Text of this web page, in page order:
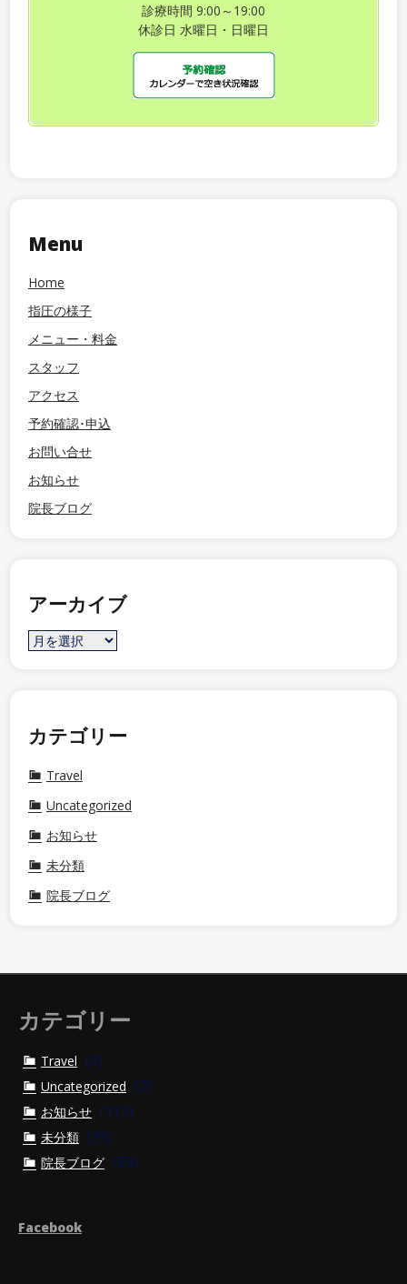
診療時間 9:00～19:00
休診日 水曜日・日曜日
Menu
Home
指圧の様子
メニュー・料金
スタッフ
アクセス
予約確認･申込
お問い合せ
お知らせ
院長ブログ
アーカイブ
カテゴリー
Travel
Uncategorized
お知らせ
未分類
院長ブログ
カテゴリー
Travel (2)
Uncategorized (2)
お知らせ (112)
未分類 (39)
院長ブログ (83)
Facebook